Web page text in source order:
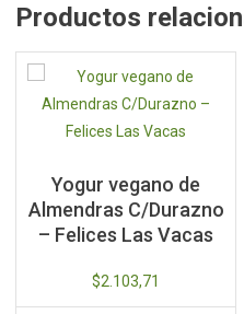
Hierbas
Oasis
Productos
Yogur vegano de
Almendras C/Durazno
– Felices Las Vacas
$2.103,71